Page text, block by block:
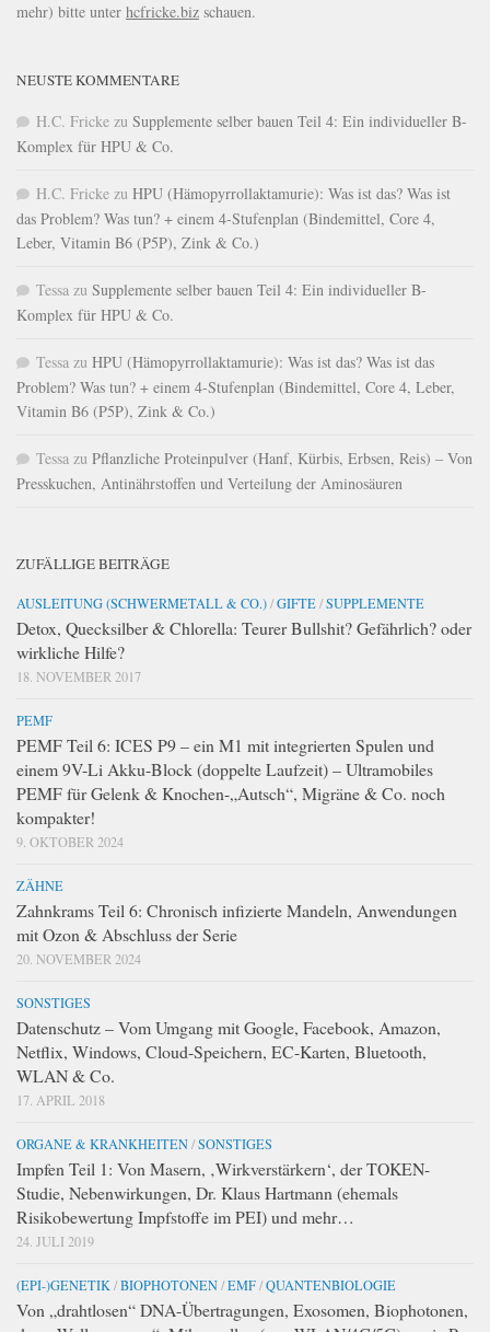
mehr) bitte unter hcfricke.biz schauen.
NEUSTE KOMMENTARE
H.C. Fricke zu Supplemente selber bauen Teil 4: Ein individueller B-
Komplex für HPU & Co.
H.C. Fricke zu HPU (Hämopyrrollaktamurie): Was ist das? Was ist
das Problem? Was tun? + einem 4-Stufenplan (Bindemittel, Core 4,
Leber, Vitamin B6 (P5P), Zink & Co.)
Tessa zu Supplemente selber bauen Teil 4: Ein individueller B-
Komplex für HPU & Co.
Tessa zu HPU (Hämopyrrollaktamurie): Was ist das? Was ist das
Problem? Was tun? + einem 4-Stufenplan (Bindemittel, Core 4, Leber,
Vitamin B6 (P5P), Zink & Co.)
Tessa zu Pflanzliche Proteinpulver (Hanf, Kürbis, Erbsen, Reis) – Von
Presskuchen, Antinährstoffen und Verteilung der Aminosäuren
ZUFÄLLIGE BEITRÄGE
AUSLEITUNG (SCHWERMETALL & CO.)/GIFTE/SUPPLEMENTE
Detox, Quecksilber & Chlorella: Teurer Bullshit? Gefährlich? oder
wirkliche Hilfe?
18. NOVEMBER 2017
PEMF
PEMF Teil 6: ICES P9 – ein M1 mit integrierten Spulen und
einem 9V-Li Akku-Block (doppelte Laufzeit) – Ultramobiles
PEMF für Gelenk & Knochen-„Autsch“, Migräne & Co. noch
kompakter!
9. OKTOBER 2024
ZÄHNE
Zahnkrams Teil 6: Chronisch infizierte Mandeln, Anwendungen
mit Ozon & Abschluss der Serie
20. NOVEMBER 2024
SONSTIGES
Datenschutz – Vom Umgang mit Google, Facebook, Amazon,
Netflix, Windows, Cloud-Speichern, EC-Karten, Bluetooth,
WLAN & Co.
17. APRIL 2018
ORGANE & KRANKHEITEN/SONSTIGES
Impfen Teil 1: Von Masern, ‚Wirkverstärkern‘, der TOKEN-
Studie, Nebenwirkungen, Dr. Klaus Hartmann (ehemals
Risikobewertung Impfstoffe im PEI) und mehr…
24. JULI 2019
(EPI-)GENETIK /BIOPHOTONEN/EMF/QUANTENBIOLOGIE
Von „drahtlosen“ DNA-Übertragungen, Exosomen, Biophotonen,